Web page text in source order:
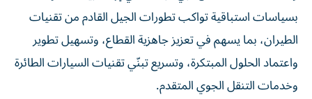
بسياسات استباقية تواكب تطورات الجيل القادم من تقنيات
الطيران، بما يسهم في تعزيز جاهزية القطاع، وتسهيل تطوير
واعتماد الحلول المبتكرة، وتسريع تبنّي تقنيات السيارات الطائرة
وخدمات التنقل الجوي المتقدم.